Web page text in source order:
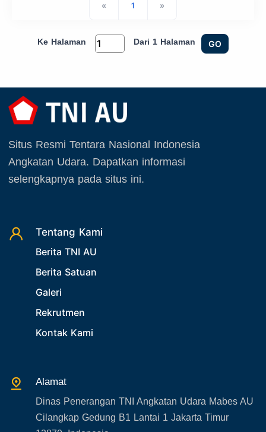
« 1 »
Ke Halaman Dari 1 Halaman GO
Situs Resmi Tentara Nasional Indonesia
Angkatan Udara. Dapatkan informasi
selengkapnya pada situs ini.
Tentang Kami
Berita TNI AU
Berita Satuan
Galeri
Rekrutmen
Kontak Kami
Alamat
Dinas Penerangan TNI Angkatan Udara Mabes AU
Cilangkap Gedung B1 Lantai 1 Jakarta Timur